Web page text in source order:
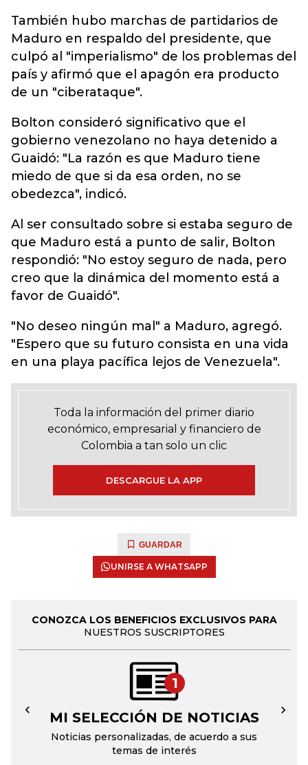
También hubo marchas de partidarios de
Maduro en respaldo del presidente, que
culpó al "imperialismo" de los problemas del
país y afirmó que el apagón era producto
de un "ciberataque".
Bolton consideró significativo que el
gobierno venezolano no haya detenido a
Guaidó: "La razón es que Maduro tiene
miedo de que si da esa orden, no se
obedezca", indicó.
Al ser consultado sobre si estaba seguro de
que Maduro está a punto de salir, Bolton
respondió: "No estoy seguro de nada, pero
creo que la dinámica del momento está a
favor de Guaidó".
"No deseo ningún mal" a Maduro, agregó.
"Espero que su futuro consista en una vida
en una playa pacífica lejos de Venezuela".
Toda la información del primer diario
económico, empresarial y financiero de
Colombia a tan solo un clic
DESCARGUE LA APP
GUARDAR
UNIRSE A WHATSAPP
CONOZCA LOS BENEFICIOS EXCLUSIVOS PARA
NUESTROS SUSCRIPTORES
1
MI SELECCIÓN DE NOTICIAS
Noticias personalizadas, de acuerdo a sus
temas de interés
← →